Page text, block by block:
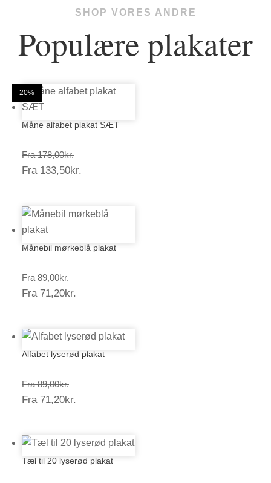
SHOP VORES ANDRE
Populære plakater
25%
Måne alfabet plakat SÆT
Fra 178,00kr.Prisinterval:
178,00kr.
Fra 133,50kr.
20%
Månebil mørkeblå plakat
Fra 89,00kr.Prisinterval:
89,00kr.
Fra 71,20kr.
20%
Alfabet lyserød plakat
Fra 89,00kr.Prisinterval:
89,00kr.
Fra 71,20kr.
20%
Tæl til 20 lyserød plakat
20%
20%
20%
20%
20%
20%
20%
20%